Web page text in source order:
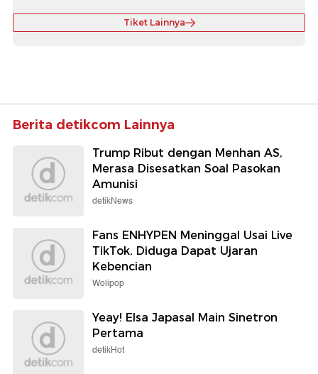
Tiket Lainnya
Berita detikcom Lainnya
Trump Ribut dengan Menhan AS,
Merasa Disesatkan Soal Pasokan
Amunisi
detikNews
Fans ENHYPEN Meninggal Usai Live
TikTok, Diduga Dapat Ujaran
Kebencian
Wolipop
Yeay! Elsa Japasal Main Sinetron
Pertama
detikHot